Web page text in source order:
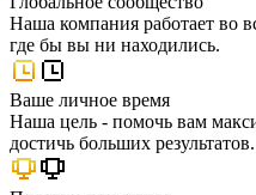
Наша компания работает во
где бы вы ни находились.
Ваше личное время
Наша цель - помочь вам
достичь больших результатов.